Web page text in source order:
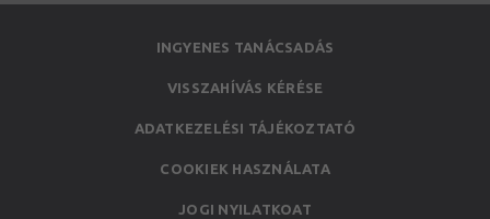
INGYENES TANÁCSADÁS
VISSZAHÍVÁS KÉRÉSE
ADATKEZELÉSI TÁJÉKOZTATÓ
COOKIEK HASZNÁLATA
JOGI NYILATKOAT